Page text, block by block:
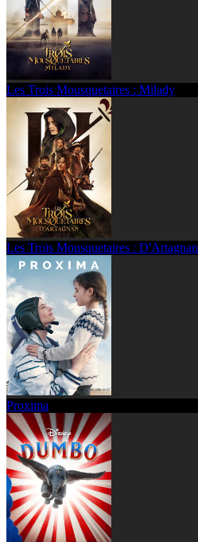
Les Trois Mousquetaires : Milady
Les Trois Mousquetaires : D'Artagnan
Proxima